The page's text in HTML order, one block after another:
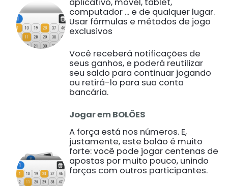
computador ... e de qualquer lugar.
Usar fórmulas e métodos de jogo
exclusivos
Você receberá notificações de
seus ganhos, e poderá reutilizar
seu saldo para continuar jogando
ou retirá-lo para sua conta
bancária.
Jogar em BOLÕES
A força está nos números. E,
justamente, este bolão é muito
forte: você pode jogar centenas de
apostas por muito pouco, unindo
forças com outros participantes.